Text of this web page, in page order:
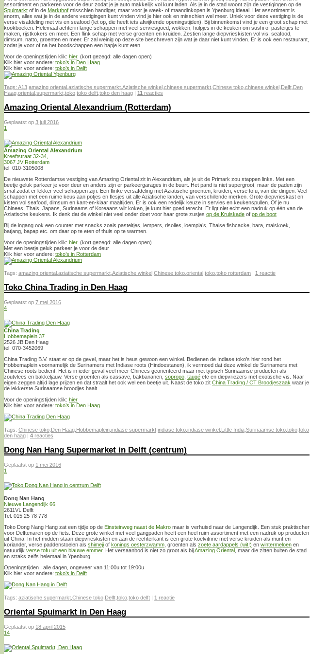
assortiment en parkeren voor de deur zodat je je auto makkelijk vol kunt laden. Als je in de stad woont zijn de vestigingen op de
Spuimarkt of in de Markthof misschien handiger, maar voor je week- of maandinkopen is Ypenburg ideaal. Het assortiment is
enorm, alles wat je in de andere vestigingen kunt vinden vind je hier ook en misschien wel meer. Uniek voor deze vestiging is de
verse visafdeling met vis en seafood (let op, die heeft iets afwijkende openingstijden). Bij binnenkomst vind je een groot schap met
kookboeken. Helemaal achterin lange schappen met veel serviesgoed, wokken, hulpjes in de keuken om sushi of pasteitjes te
maken, rijstkokers en meer. Een flink schap met verse groenten en kruiden. Zestien lange diepvrieskisten vol vis, seafood,
dimsum, natto, groenten en meer. Er zal weinig op deze site beschreven zijn wat je daar niet kunt vinden. Er is ook een restaurant,
zodat je voor of na het boodschappen een hapje kunt eten.
Voor de openingstijden klik: hier. (kort gezegd: alle dagen open)
Klik hier voor andere: toko’s in Den Haag
Klik hier voor andere: toko’s in Delft
Tags: A13 amazing oriental aziatische supermarkt Aziatische winkel chinese supermarkt Chinese toko chinese winkel Delft Den
Haag oriental supermarkt toko toko delft toko den haag | 11 reacties
Amazing Oriental Alexandrium (Rotterdam)
Geplaatst op 3 juli 2016
1
Amazing Oriental Alexandrium
Kreeftstraat 32-34,
3067 JV Rotterdam
tel. 010-3105008
De nieuwste Rotterdamse vestiging van Amazing Oriental zit in Alexandrium, als je uit de Primark zou stappen links. Met een
beetje geluk parkeer je voor deur en anders zijn er parkeergarages in de buurt. Het pand is niet supergroot, maar de paden zijn
smal zodat er lekker veel schappen zijn. Een flinke versafdeling met Aziatische groenten, kruiden, verse tofu, van die dingen. Veel
schappen met een ruime keus aan potjes en flesjes uit alle Aziatische landen, van verschillende merken. Grote diepvrieskast en
kisten vol seafood, dimsum en kant-en-klaar maaltijden. Er is ook een redelijk keuze in servies en keukenspullen. Of je nu
Chinees, Thais, Japans, Surinaams of Koreaans wilt koken, je kunt hier goed terecht. Er ligt niet echt een nadruk op èèn van de
Aziatische keukens. Ik denk dat de winkel niet veel onder doet voor haar grote zusjes op de Kruiskade of op de boot
Bij de ingang ook een counter met snacks zoals pasteitjes, lempers, risolles, loempia’s, Thaise fishcacke, bara, maiskoek,
batjang, bapap etc. om daar op te eten of thuis op te warmen.
Voor de openingstijden klik: hier. (kort gezegd: alle dagen open)
Met een beetje geluk parkeer je voor de deur
Klik hier voor andere: toko’s in Rotterdam
Tags: amazing oriental aziatische supermarkt Aziatische winkel Chinese toko oriental toko toko rotterdam | 1 reactie
Toko China Trading in Den Haag
Geplaatst op 7 mei 2016
4
China Trading
Hobbemaplein 37
2526 JB Den Haag
tel. 070-3452069
China Trading B.V. staat er op de gevel, maar het is heus gewoon een winkel. Bedienen de Indiase toko’s hier rond het
Hobbemaplein voornamelijk de Surinamers met Indiase roots (Hindoestanen), ik vermoed dat deze winkel de Surinamers met
Chinese roots bedient. Het is in ieder geval veel meer Chinees georiënteerd maar met typisch Surinaamse producten als
zoutvlees en bakkeljauw. Verse groenten als cassave, bakbananen, sopropo taugé etc en diepvriezers met exotische vis. Naar
eigen zeggen altijd lage prijzen en dat straalt het ook wel een beetje uit. Naast de toko zit China Trading / CT Broodjeszaak waar je
de lekkerste Surinaamse broodjes haalt.
Voor de openingstijden klik: hier
Klik hier voor andere: toko’s in Den Haag
Tags: Chinese toko Den Haag Hobbemaplein indiase supermarkt indiase toko indiase winkel Little India Surinaamse toko toko toko
den haag | 4 reacties
Dong Nan Hang Supermarket in Delft (centrum)
Geplaatst op 1 mei 2016
1
Dong Nan Hang
Nieuwe Langendijk 66
2611VL Delft
Tel. 015 25 78 778
Toko Dong Nang Hang zat een tijdje op de Einsteinweg naast de Makro maar is verhuisd naar de Langendijk. Een stuk praktischer
voor Delftenaren op de fiets. Deze grote winkel met veel gangpaden heeft een heel ruim assortiment met een nadruk op producten
uit China. In het midden staan diepvrieskisten en aan de rechterkant is een grote koelvitrine met verse kruiden als munt en
koriander, verse paddenstoelen als shimeji of konings oesterzwamm , groenten als zoete aardappels (wit!) en wintermeloen en
natuurlijk verse tofu uit een blauwe emmer. Het versaanbod is niet zo groot als bijAmazing Oriental , maar die zitten buiten de stad
en straks zelfs helemaal in Ypenburg.
Openingstijden : alle dagen, ongeveer van 11:00u tot 19:00u
Klik hier voor andere: toko’s in Delft
Tags: aziatische supermarkt Chinese toko Delft toko toko delft | 1 reactie
Oriental Spuimarkt in Den Haag
Geplaatst op 18 april 2015
14